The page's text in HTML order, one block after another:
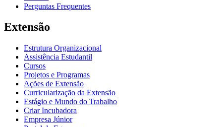
Perguntas Frequentes
Extensão
Estrutura Organizacional
Assistência Estudantil
Cursos
Projetos e Programas
Ações de Extensão
Curricularização da Extensão
Estágio e Mundo do Trabalho
Criar Incubadora
Empresa Júnior